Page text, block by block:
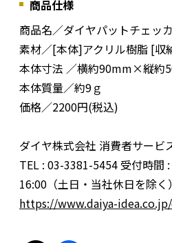
商品仕様
商品名／ダイヤパットチェッ
素材／[本体]アクリル樹脂 [収
本体寸法 ／横約90mm×縦
本体質量／約9ｇ
価格／2200円(税込)
ダイヤ株式会社 消費者サービ
TEL : 03-3381-5454 受付時間
16:00（土日・当社休日を除く）
https://www.daiya-